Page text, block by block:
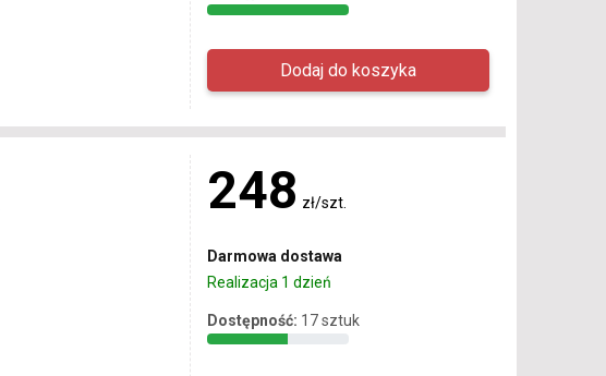
248 zł/szt.
Darmowa dostawa
Realizacja 1 dzień
Dostępność: 17 sztuk